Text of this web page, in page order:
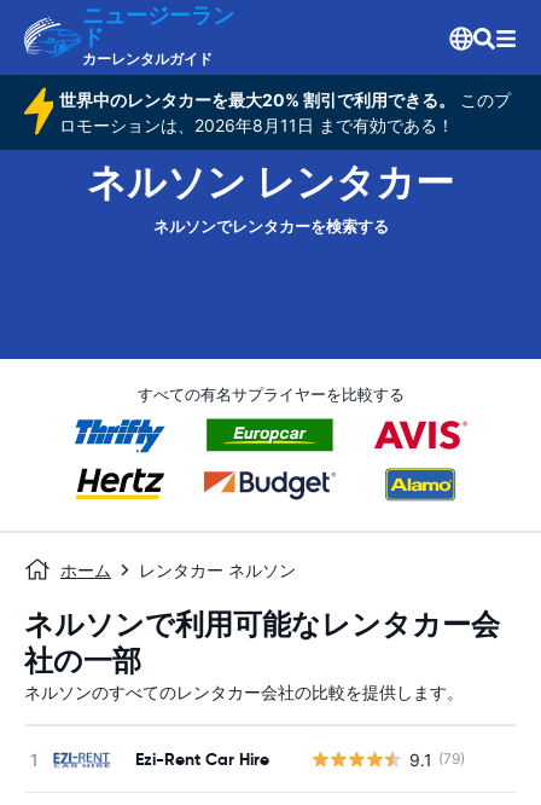
ニュージーラン
ド
カーレンタルガイド
世界中のレンタカーを最大20% 割引で利用できる。
このプ
ロモーションは、2026年8月11日 まで有効である！
ネルソン レンタカー
ネルソンでレンタカーを検索する
すべての有名サプライヤーを比較する
ホーム レンタカー ネルソン
ネルソンで利用可能なレンタカー会
社の一部
ネルソンのすべてのレンタカー会社の比較を提供します。
Ezi-Rent Car Hire 9.1 (79)